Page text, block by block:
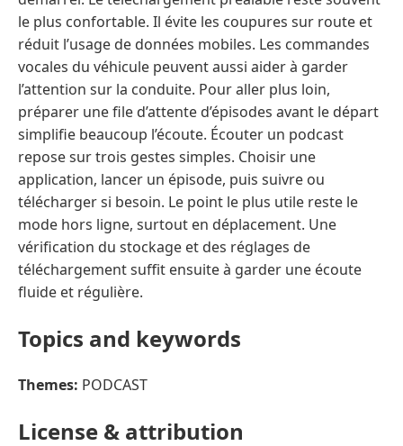
le plus confortable. Il évite les coupures sur route et
réduit l’usage de données mobiles. Les commandes
vocales du véhicule peuvent aussi aider à garder
l’attention sur la conduite. Pour aller plus loin,
préparer une file d’attente d’épisodes avant le départ
simplifie beaucoup l’écoute. Écouter un podcast
repose sur trois gestes simples. Choisir une
application, lancer un épisode, puis suivre ou
télécharger si besoin. Le point le plus utile reste le
mode hors ligne, surtout en déplacement. Une
vérification du stockage et des réglages de
téléchargement suffit ensuite à garder une écoute
fluide et régulière.
Topics and keywords
Themes: PODCAST
License & attribution